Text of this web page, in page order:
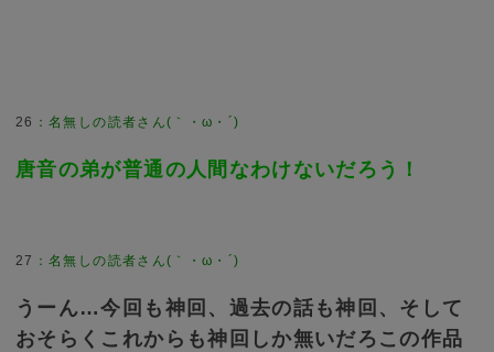
26 ：名無しの読者さん(｀・ω・´)
唐音の弟が普通の人間なわけないだろう！
27 ：名無しの読者さん(｀・ω・´)
うーん…今回も神回、過去の話も神回、そして
おそらくこれからも神回しか無いだろこの作品